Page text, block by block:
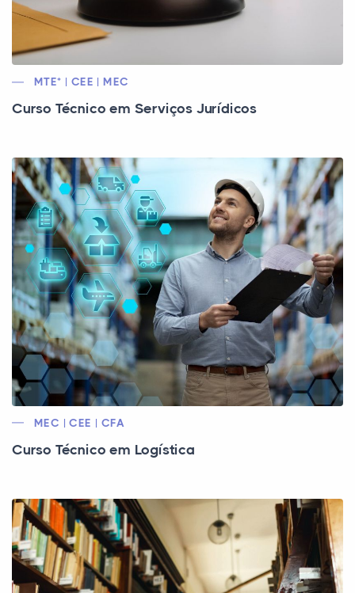
MTE* | CEE | MEC
Curso Técnico em Serviços Jurídicos
MEC | CEE | CFA
Curso Técnico em Logística